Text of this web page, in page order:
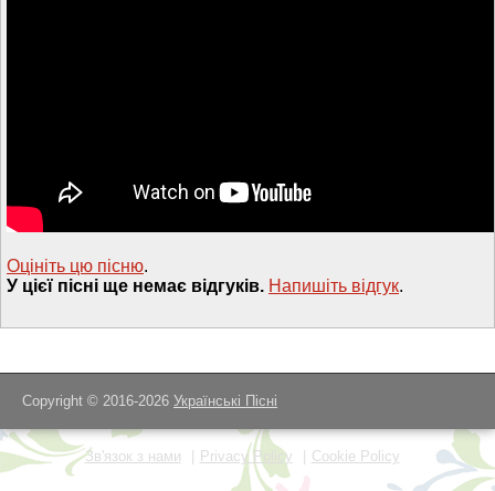
Оцініть цю пісню.
У цієї пісні ще немає відгуків. Напишiть вiдгук.
Copyright © 2016-2026 Українські Пісні
Зв'язок з нами Privacy Policy Cookie Policy